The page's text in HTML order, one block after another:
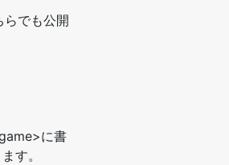
でも公開
に書
す。